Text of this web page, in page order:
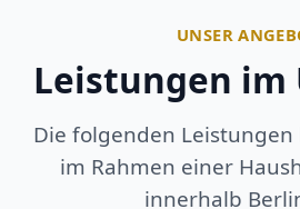
UNSER
Leistungen im
Die folgenden
im Rahmen einer
innerhalb